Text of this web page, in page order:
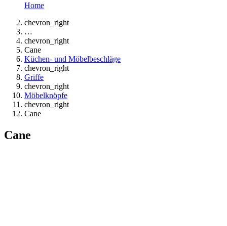
Home
chevron_right
…
chevron_right
Cane
Küchen- und Möbelbeschläge
chevron_right
Griffe
chevron_right
Möbelknöpfe
chevron_right
Cane
Cane